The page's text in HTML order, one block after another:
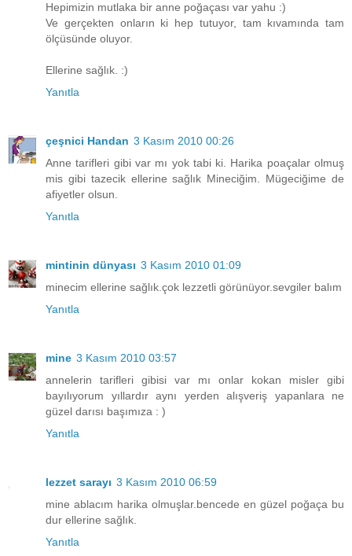
Hepimizin mutlaka bir anne poğaçası var yahu :)
Ve gerçekten onların ki hep tutuyor, tam kıvamında tam
ölçüsünde oluyor.
Ellerine sağlık. :)
Yanıtla
çeşnici Handan 3 Kasım 2010 00:26
Anne tarifleri gibi var mı yok tabi ki. Harika poaçalar olmuş
mis gibi tazecik ellerine sağlık Mineciğim. Mügeciğime de
afiyetler olsun.
Yanıtla
mintinin dünyası 3 Kasım 2010 01:09
minecim ellerine sağlık.çok lezzetli görünüyor.sevgiler balım
Yanıtla
mine 3 Kasım 2010 03:57
annelerin tarifleri gibisi var mı onlar kokan misler gibi
bayılıyorum yıllardır aynı yerden alışveriş yapanlara ne
güzel darısı başımıza : )
Yanıtla
lezzet sarayı 3 Kasım 2010 06:59
mine ablacım harika olmuşlar.bencede en güzel poğaça bu
dur ellerine sağlık.
Yanıtla